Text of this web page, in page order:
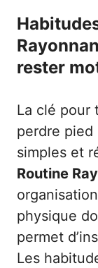
rester
La clé pour
perdre pied
simples et
Routine
physique
permet
Les